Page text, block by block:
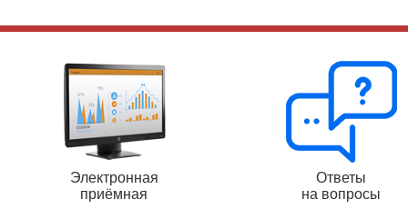
Электронная
приёмная
Ответы
на вопросы